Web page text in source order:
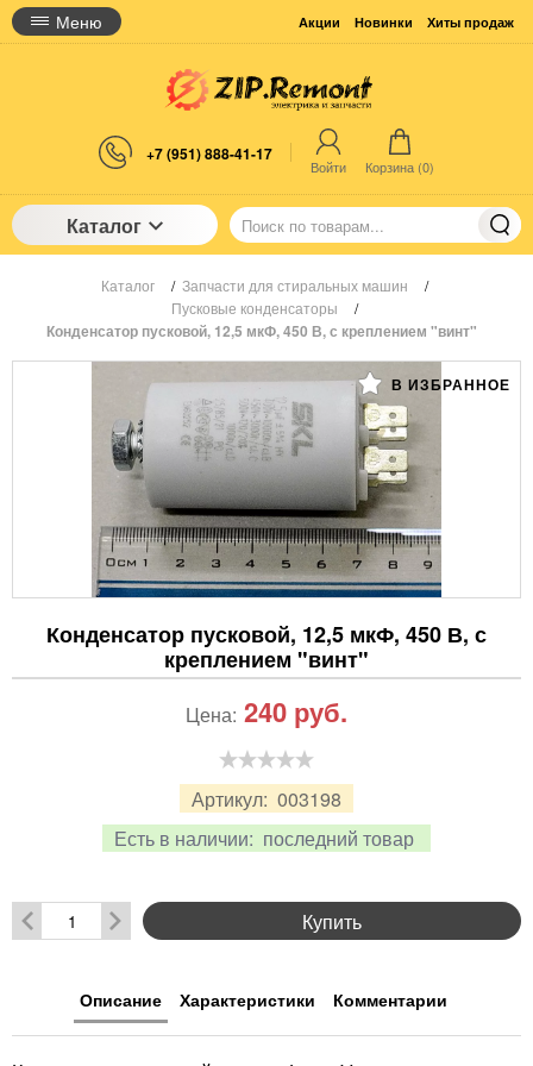
Меню Акции Новинки Хиты продаж
+7 (951) 888-41-17
Войти Корзина (0)
Каталог
Каталог / Запчасти для стиральных машин
/
Пусковые конденсаторы
/
Конденсатор пусковой, 12,5 мкФ, 450 В, с креплением "винт"
В ИЗБРАННОЕ
Конденсатор пусковой, 12,5 мкФ, 450 В, с
креплением "винт"
Артикул: 003198
Есть в наличии: последний товар
Цена: 240 руб.
Купить
Описание Характеристики Комментарии